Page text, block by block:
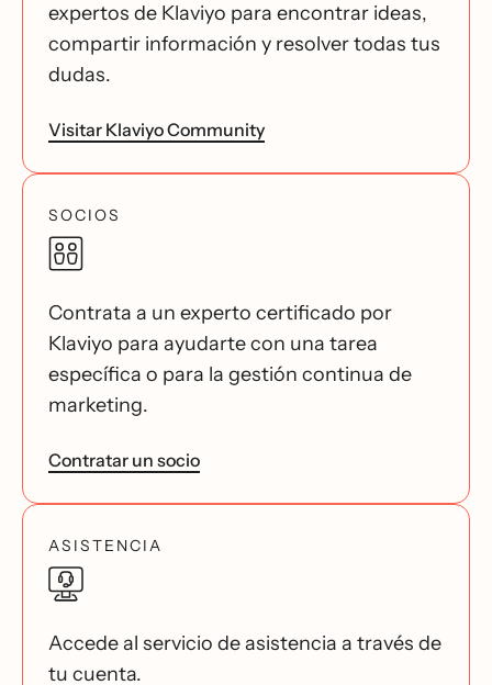
expertos de Klaviyo para encontrar ideas,
compartir información y resolver todas tus
dudas.
Visitar Klaviyo Community
SOCIOS
Contrata a un experto certificado por
Klaviyo para ayudarte con una tarea
específica o para la gestión continua de
marketing.
Contratar un socio
ASISTENCIA
Accede al servicio de asistencia a través de
tu cuenta.